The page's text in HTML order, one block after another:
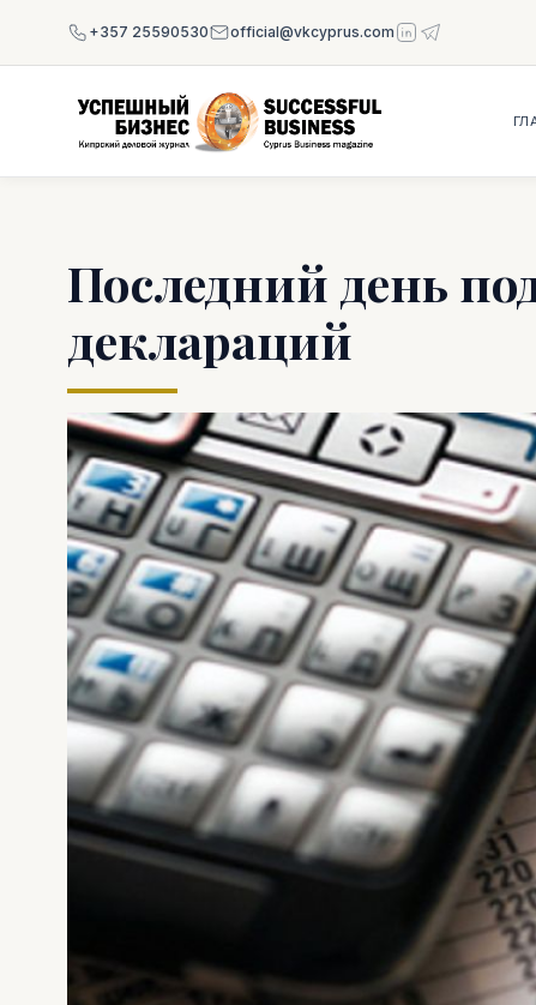
+357 25590530 official@vkcyprus.com
Последний день
деклараций